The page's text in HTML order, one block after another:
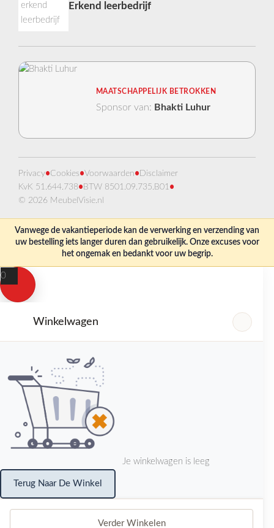
Erkend leerbedrijf
MAATSCHAPPELIJK BETROKKEN
Sponsor van: Bhakti Luhur
Privacy•Cookies•Voorwaarden• Disclaimer
KvK 51.644.738• BTW 8501.09.735.B01•
© 2026 MeubelVisie.nl
Vanwege de vakantieperiode kan de verwerking en verzending van
uw bestelling iets langer duren dan gebruikelijk. Onze excuses voor
het ongemak en bedankt voor uw begrip.
0
Winkelwagen
Je winkelwagen is leeg
Terug Naar De Winkel
Verder Winkelen